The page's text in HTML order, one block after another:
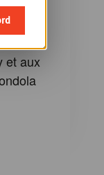
et aux